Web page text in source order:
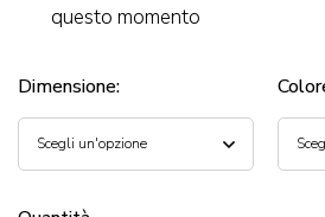
questo momento
Dimensione: